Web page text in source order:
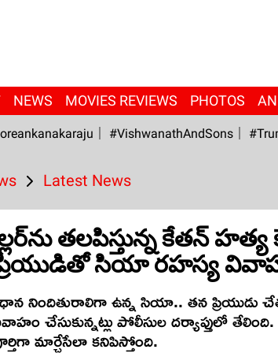
NEWS MOVIES REVIEWS PHOTOS
#VishwanathAndSons
Latest News
తలపిస్తున్న కేతన్ హత్య
సియా రహస్య
నిందితురాలిగా ఉన్న సియా.. తన ప్రియుడు
చేసుకున్నట్లు పోలీసుల దర్యాప్తులో
మార్చేసేలా కనిపిస్తోంది.